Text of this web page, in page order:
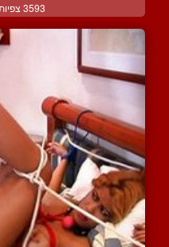
3593 צפיות